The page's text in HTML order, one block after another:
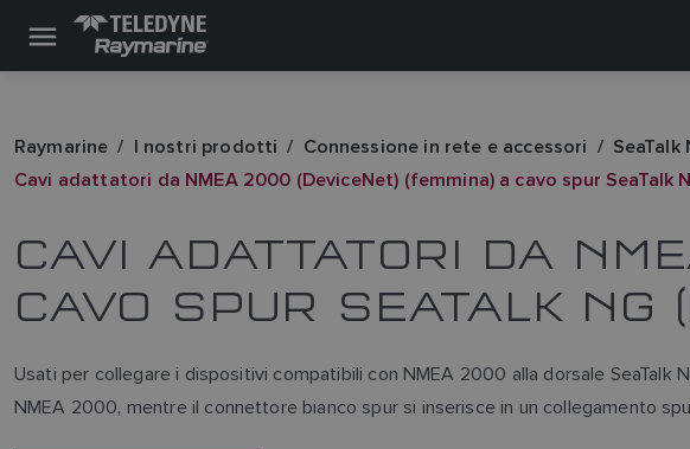
Raymarine I nostri prodotti Connessione in rete e accessori
SeaTalk
Cavi adattatori da NMEA 2000 (DeviceNet) (femmina) a cavo spur SeaTalk
CAVI ADATTATORI DA
CAVO SPUR SEATALK NG
Usati per collegare i dispositivi compatibili con NMEA 2000 alla dorsale
NMEA 2000, mentre il connettore bianco spur si inserisce in un collegamento